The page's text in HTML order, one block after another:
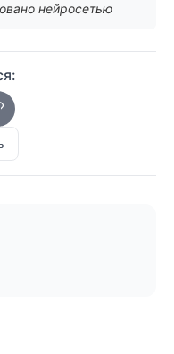
нейросетью